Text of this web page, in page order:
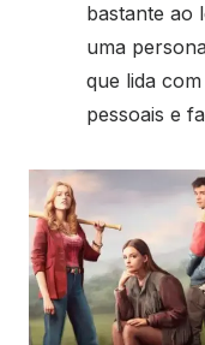
bastante ao
uma
que lida
pessoais e